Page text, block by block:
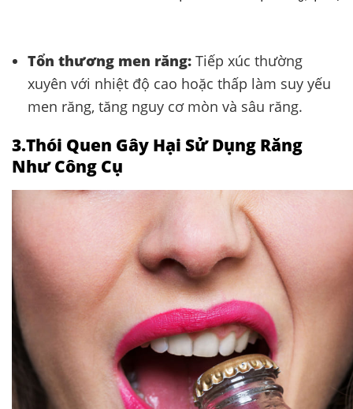
Tổn thương men răng: Tiếp xúc thường
xuyên với nhiệt độ cao hoặc thấp làm suy yếu
men răng, tăng nguy cơ mòn và sâu răng. ​
3.Thói Quen Gây Hại Sử Dụng Răng
Như Công Cụ